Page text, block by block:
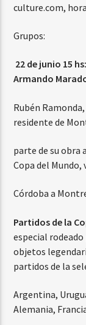
culture.com,
Grupos:
22 de junio 15 hs:
Armando
Rubén
residente de
parte de su obra
Copa del
Córdoba a
Partidos de la
especial
objetos
partidos de la
Argentina,
Alemania,